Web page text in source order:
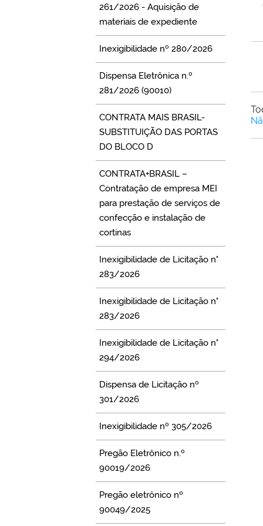
261/2026 - Aquisição de
materiais de expediente
Inexigibilidade nº 280/2026
Dispensa Eletrônica n.º
281/2026 (90010)
CONTRATA MAIS BRASIL-
SUBSTITUIÇÃO DAS PORTAS
DO BLOCO D
CONTRATA+BRASIL –
Contratação de empresa MEI
para prestação de serviços de
confecção e instalação de
cortinas
Inexigibilidade de Licitação n°
283/2026
Inexigibilidade de Licitação n°
283/2026
Inexigibilidade de Licitação n°
294/2026
Dispensa de Licitação nº
301/2026
Inexigibilidade nº 305/2026
Pregão Eletrônico n.º
90019/2026
Pregão eletrônico nº
90049/2025